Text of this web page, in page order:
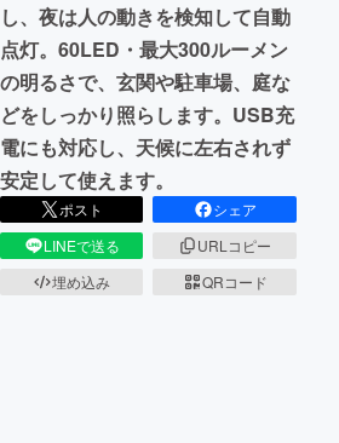
CAMPFIREふるさと納税machi-ya
し、夜は人の動きを検知して自動
点灯。60LED・最大300ルーメン
の明るさで、玄関や駐車場、庭な
どをしっかり照らします。USB充
電にも対応し、天候に左右されず
安定して使えます。
ポスト
シェア
LINEで送る
URLコピー
埋め込み
QRコード